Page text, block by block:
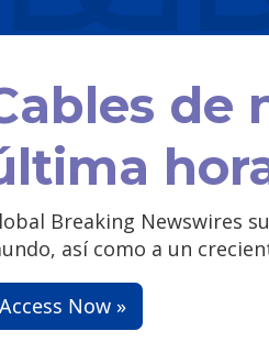
de
Breaking Newswires
así como a un
Access Now »